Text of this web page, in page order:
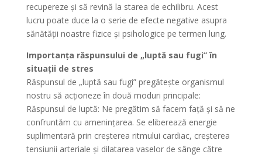
recupereze și să revină la starea de echilibru. Acest
lucru poate duce la o serie de efecte negative asupra
sănătății noastre fizice și psihologice pe termen lung.
Importanța răspunsului de „luptă sau fugi” în
situații de stres
Răspunsul de „luptă sau fugi” pregătește organismul
nostru să acționeze în două moduri principale:
Răspunsul de luptă: Ne pregătim să facem față și să ne
confruntăm cu amenințarea. Se eliberează energie
suplimentară prin creșterea ritmului cardiac, creșterea
tensiunii arteriale și dilatarea vaselor de sânge către